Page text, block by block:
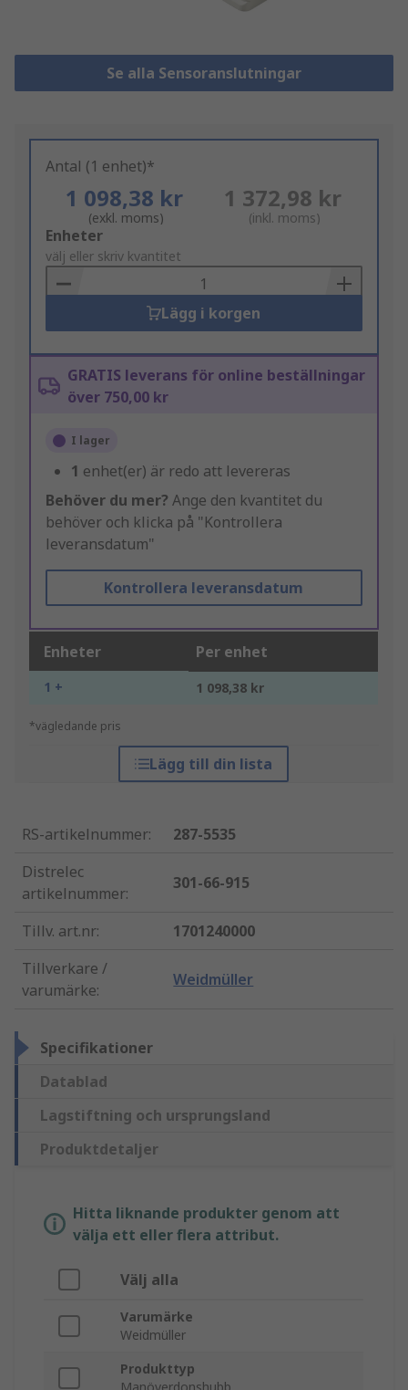
Se alla Sensoranslutningar
Antal (1 enhet)*
1 098,38 kr
(exkl. moms)
1 372,98 kr
(inkl. moms)
Add
to
Basket
Enheter
välj eller skriv kvantitet
Lägg i korgen
GRATIS leverans för online beställningar
över 750,00 kr
I lager
1 enhet(er) är redo att levereras
Behöver du mer? Ange den kvantitet du
behöver och klicka på "Kontrollera
leveransdatum"
Kontrollera leveransdatum
Enheter Per enhet
1 + 1 098,38 kr
*vägledande pris
Lägg till din lista
RS-artikelnummer:
287-5535
Distrelec
artikelnummer:
301-66-915
Tillv. art.nr:
1701240000
Tillverkare /
varumärke:
Weidmüller
Specifikationer
Datablad
Lagstiftning och ursprungsland
Produktdetaljer
Hitta liknande produkter genom att
välja ett eller flera attribut.
Välj alla
Varumärke
Weidmüller
Produkttyp